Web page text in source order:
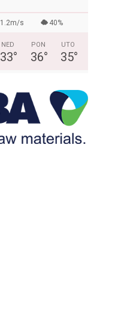
1.2m/s 40%
NED
33°
PON
36°
UTO
35°